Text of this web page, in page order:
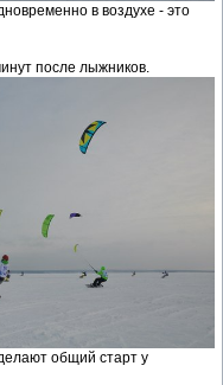
в воздухе - это
после лыжников.
общий старт у